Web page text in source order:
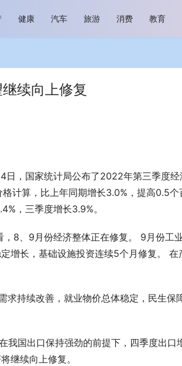
健康 汽车 旅游 消费 教育
续向上修复
日，国家统计局公布了2022年第三季度经
计算，比上年同期增长3.0%，提高0.5个
，三季度增长3.9%。
8、9月份经济整体正在修复。 9月份工业
增长，基础设施投资连续5个月修复。 在
求持续改善，就业物价总体稳定，民生保
我国出口保持强劲的前提下，四季度出口
继续向上修复。
“新”而